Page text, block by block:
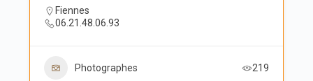
Fiennes
06.21.48.06.93
Photographes 219